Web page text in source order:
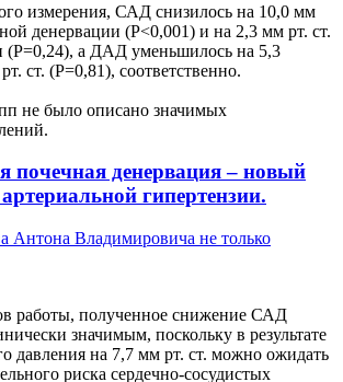
измерения, САД снизилось на 10,0 мм
денервации (P<0,001) и на 2,3 мм рт. ст.
(P=0,24), а ДАД уменьшилось на 5,3
ст. (P=0,81), соответственно.
не было описано значимых
почечная денервация – новый
гипертензии.
Антона Владимировича не только
работы, полученное снижение САД
значимым, поскольку в результате
давления на 7,7 мм рт. ст. можно ожидать
риска сердечно-сосудистых